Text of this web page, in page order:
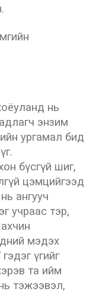
нь
энзим
ургамал бид
бүсгүй шиг,
цэмцийгээд
ангууч
учраас тэр,
мэдэх
үгийг
та ийм
нь тэжээвэл,